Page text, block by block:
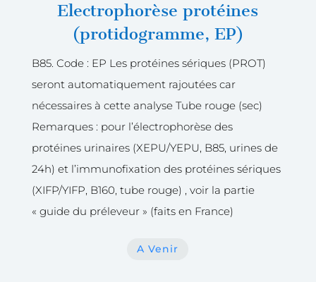
Electrophorèse protéines
(protidogramme, EP)
B85. Code : EP Les protéines sériques (PROT)
seront automatiquement rajoutées car
nécessaires à cette analyse Tube rouge (sec)
Remarques : pour l’électrophorèse des
protéines urinaires (XEPU/YEPU, B85, urines de
24h) et l’immunofixation des protéines sériques
(XIFP/YIFP, B160, tube rouge) , voir la partie
« guide du préleveur » (faits en France)
A Venir